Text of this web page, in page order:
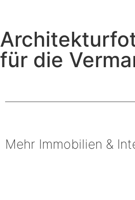
für die
Mehr Immobilien &